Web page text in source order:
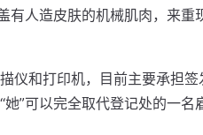
有人造皮肤的机械肌肉，来重
和打印机，目前主要承担签
”可以完全取代登记处的一名